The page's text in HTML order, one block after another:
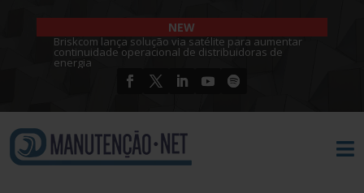
NEW
Briskcom lança solução via satélite para aumentar
continuidade operacional de distribuidoras de
energia
